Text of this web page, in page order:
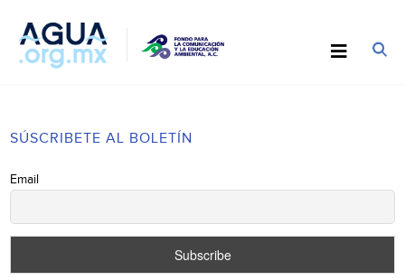
SÚSCRIBETE AL BOLETÍN
Email